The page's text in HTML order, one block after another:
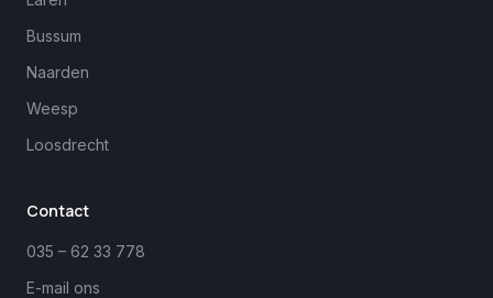
Bussum
Naarden
Weesp
Loosdrecht
Contact
035 – 62 33 778
E-mail ons
Margreet